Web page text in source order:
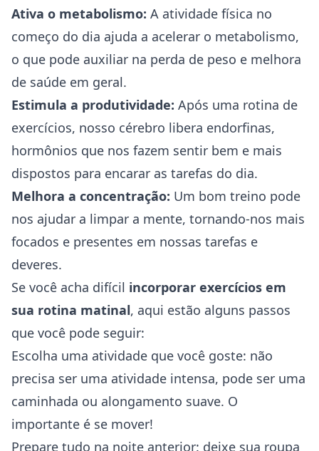
Ativa o metabolismo: A atividade física no
começo do dia ajuda a acelerar o metabolismo,
o que pode auxiliar na perda de peso e melhora
de saúde em geral.
Estimula a produtividade: Após uma rotina de
exercícios, nosso cérebro libera endorfinas,
hormônios que nos fazem sentir bem e mais
dispostos para encarar as tarefas do dia.
Melhora a concentração: Um bom treino pode
nos ajudar a limpar a mente, tornando-nos mais
focados e presentes em nossas tarefas e
deveres.
Se você acha difícil incorporar exercícios em
sua rotina matinal, aqui estão alguns passos
que você pode seguir:
Escolha uma atividade que você goste: não
precisa ser uma atividade intensa, pode ser uma
caminhada ou alongamento suave. O
importante é se mover!
Prepare tudo na noite anterior: deixe sua roupa